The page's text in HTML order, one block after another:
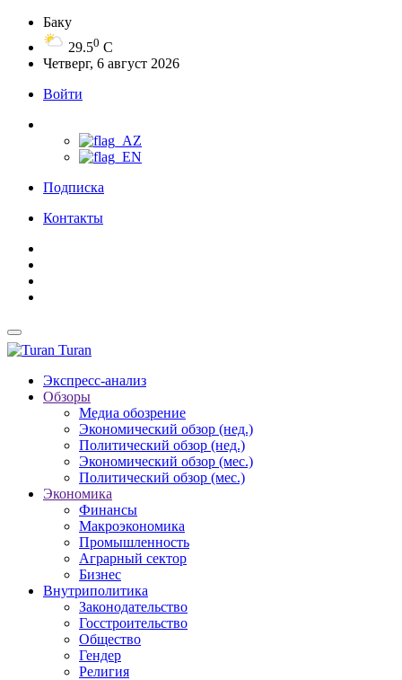
Баку
29.50 C
Четверг, 6 август 2026
Войти
Подписка
Контакты
Turan
Экспресс-анализ
Обзоры
Медиа обозрение
Экономический обзор (нед.)
Политический обзор (нед.)
Экономический обзор (мес.)
Политический обзор (мес.)
Экономика
Финансы
Макроэкономика
Промышленность
Аграрный сектор
Бизнес
Внутриполитика
Законодательство
Госстроительство
Общество
Гендер
Религия